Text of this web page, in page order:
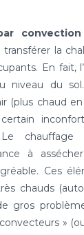
convection
la
En fait,
niveau du
(plus chaud
chauffage
à
Ces
chauds
gros
»